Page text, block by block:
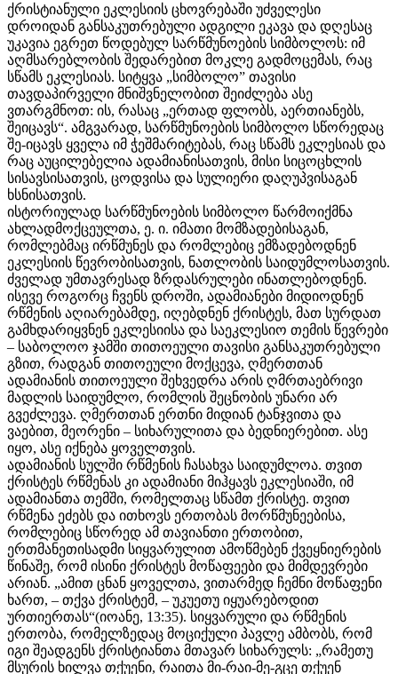
ქრისტიანული ეკლესიის ცხოვრებაში უძველესი
დროიდან განსაკუთრებული ადგილი ეკავა და დღესაც
უკავია ეგრეთ წოდებულ სარწმუნოების სიმბოლოს: იმ
აღმსარებლობის შედარებით მოკლე გადმოცემას, რაც
სწამს ეკლესიას. სიტყვა „სიმბოლო” თავისი
თავდაპირველი მნიშვნელობით შეიძლება ასე
ვთარგმნოთ: ის, რასაც „ერთად ფლობს, აერთიანებს,
შეიცავს“. ამგვარად, სარწმუნოების სიმბოლო სწორედაც
შე-იცავს ყველა იმ ჭეშმარიტებას, რაც სწამს ეკლესიას და
რაც აუცილებელია ადამიანისათვის, მისი სიცოცხლის
სისავსისათვის, ცოდვისა და სულიერი დაღუპვისაგან
ხსნისათვის.
ისტორიულად სარწმუნოების სიმბოლო წარმოიქმნა
ახლადმოქცეულთა, ე. ი. იმათი მომზადებისაგან,
რომლებმაც ირწმუნეს და რომლებიც ემზადებოდნენ
ეკლესიის წევრობისათვის, ნათლობის საიდუმლოსათვის.
ძველად უმთავრესად ზრდასრულები ინათლებოდნენ.
ისევე როგორც ჩვენს დროში, ადამიანები მიდიოდნენ
რწმენის აღიარებამდე, იღებდნენ ქრისტეს, მათ სურდათ
გამხდარიყვნენ ეკლესიისა და საეკლესიო თემის წევრები
– საბოლოო ჯამში თითოეული თავისი განსაკუთრებული
გზით, რადგან თითოეული მოქცევა, ღმერთთან
ადამიანის თითოეული შეხვედრა არის ღმრთაებრივი
მადლის საიდუმლო, რომლის შეცნობის უნარი არ
გვეძლევა. ღმერთთან ერთნი მიდიან ტანჯვითა და
ვაებით, მეორენი – სიხარულითა და ბედნიერებით. ასე
იყო, ასე იქნება ყოველთვის.
ადამიანის სულში რწმენის ჩასახვა საიდუმლოა. თვით
ქრისტეს რწმენას კი ადამიანი მიჰყავს ეკლესიაში, იმ
ადამიანთა თემში, რომელთაც სწამთ ქრისტე. თვით
რწმენა ეძებს და ითხოვს ერთობას მორწმუნეებისა,
რომლებიც სწორედ ამ თავიანთი ერთობით,
ერთმანეთისადმი სიყვარულით ამოწმებენ ქვეყნიერების
წინაშე, რომ ისინი ქრისტეს მოწაფეები და მიმდევრები
არიან. „ამით ცნან ყოველთა, ვითარმედ ჩემნი მოწაფენი
ხართ, – თქვა ქრისტემ, – უკუეთუ იყუარებოდით
ურთიერთას“(იოანე, 13:35). სიყვარული და რწმენის
ერთობა, რომელზედაც მოციქული პავლე ამბობს, რომ
იგი შეადგენს ქრისტიანთა მთავარ სიხარულს: „რამეთუ
მსურის ხილვა თქუენი, რაითა მი-რაი-მე-გცე თქუენ